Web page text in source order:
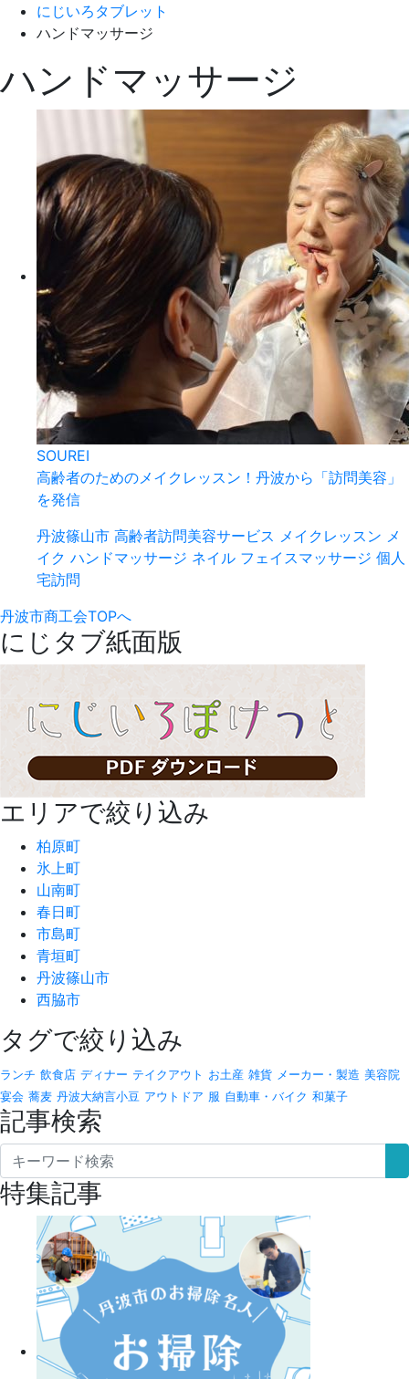
にじいろタブレット
ハンドマッサージ
ハンドマッサージ
SOUREI
高齢者のためのメイクレッスン！丹波から「訪問美容」
を発信
丹波篠山市 高齢者訪問美容サービス メイクレッスン メ
イク ハンドマッサージ ネイル フェイスマッサージ 個人
宅訪問
丹波市商工会TOPへ
にじタブ紙面版
エリアで絞り込み
柏原町
氷上町
山南町
春日町
市島町
青垣町
丹波篠山市
西脇市
タグで絞り込み
ランチ 飲食店 ディナー テイクアウト お土産 雑貨 メーカー・製造 美容院
宴会 蕎麦 丹波大納言小豆 アウトドア 服 自動車・バイク 和菓子
記事検索
特集記事